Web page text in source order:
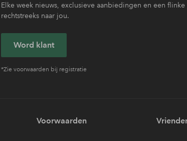
Elke week nieuws, exclusieve aanbiedingen en een
rechtstreeks naar jou.
Word klant
*Zie voorwaarden bij registratie
Voorwaarden